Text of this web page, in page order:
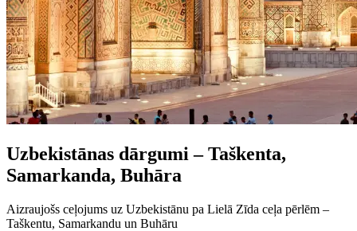
Uzbekistānas dārgumi – Taškenta,
Samarkanda, Buhāra
Aizraujošs ceļojums uz Uzbekistānu pa Lielā Zīda ceļa pēr­lēm –
Taškentu, Samarkandu un Buhāru